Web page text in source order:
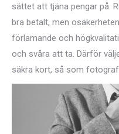
sättet att tjäna pengar på.
bra betalt, men
förlamande och
och svåra att ta. Därför
säkra kort, så som